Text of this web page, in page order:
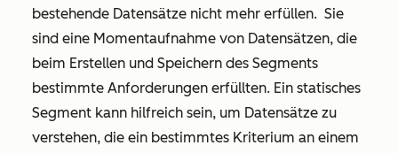
bestehende Datensätze nicht mehr erfüllen. Sie
sind eine Momentaufnahme von Datensätzen, die
beim Erstellen und Speichern des Segments
bestimmte Anforderungen erfüllten. Ein statisches
Segment kann hilfreich sein, um Datensätze zu
verstehen, die ein bestimmtes Kriterium an einem